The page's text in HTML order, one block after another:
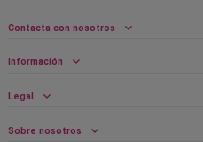
Contacta con nosotros
Información
Legal
Sobre nosotros